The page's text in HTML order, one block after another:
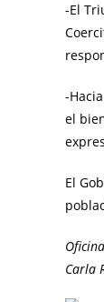
-El
-
el
El
Carla